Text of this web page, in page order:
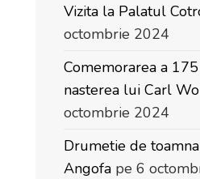
Vizita la Palatul
octombrie 2024
Comemorarea a
nasterea lui Carl
octombrie 2024
Drumetie de
Angofa pe 6